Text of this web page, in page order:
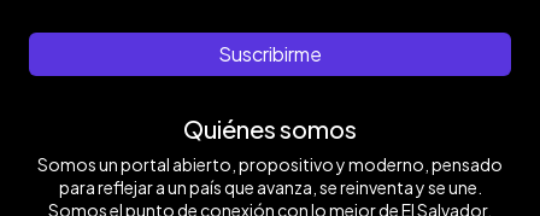
Suscribirme
Quiénes somos
Somos un portal abierto, propositivo y moderno, pensado
para reflejar a un país que avanza, se reinventa y se une.
Somos el punto de conexión con lo mejor de El Salvador.